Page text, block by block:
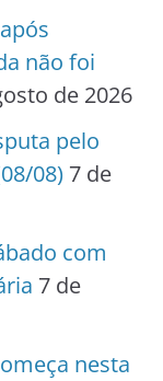
não foi
de 2026
pelo
08) 7 de
com
7 de
nesta